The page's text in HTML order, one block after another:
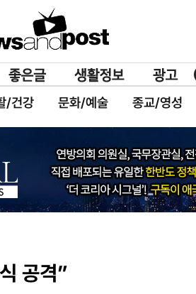
/건강 문화/예술 종교/영성
공격”